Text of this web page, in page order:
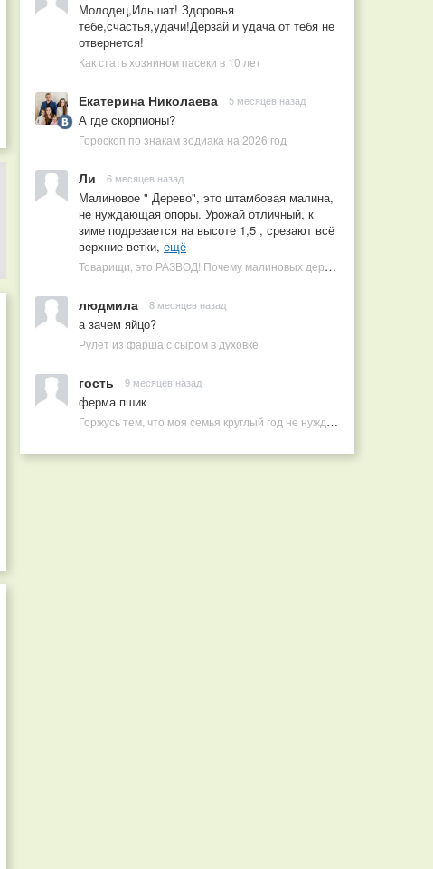
Молодец,Ильшат! Здоровья
тебе,счастья,удачи!Дерзай и удача от тебя не
отвернется!
Как стать хозяином пасеки в 10 лет
Екатерина Николаева 5 месяцев назад
А где скорпионы?
Гороскоп по знакам зодиака на 2026 год
Ли 6 месяцев назад
Малиновое " Дерево", это штамбовая малина,
не нуждающая опоры. Урожай отличный, к
зиме подрезается на высоте 1,5 , срезают всё
верхние ветки, ещё
Товарищи, это РАЗВОД! Почему малиновых деревьев не бывает, или Как ушлые продавцы наживаются на мечтах садоводов
людмила 8 месяцев назад
а зачем яйцо?
Рулет из фарша с сыром в духовке
гость 9 месяцев назад
ферма пшик
Горжусь тем, что моя семья круглый год не нуждается в покупных витаминах